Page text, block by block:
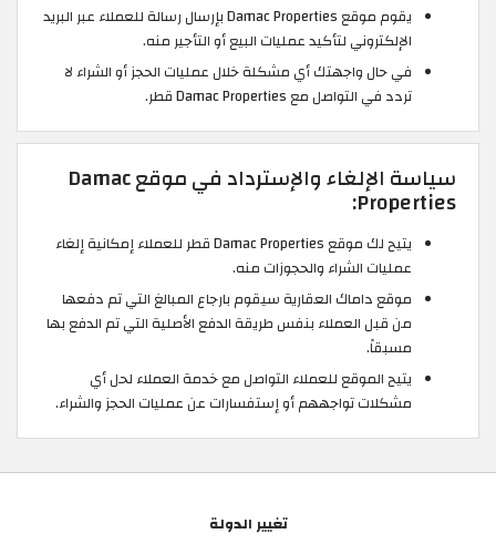
يقوم موقع Damac Properties بإرسال رسالة للعملاء عبر البريد
الإلكتروني لتأكيد عمليات البيع أو التأجير منه.
في حال واجهتك أي مشكلة خلال عمليات الحجز أو الشراء لا
تردد في التواصل مع Damac Properties قطر.
سياسة الإلغاء والإسترداد في موقع Damac
Properties:
يتيح لك موقع Damac Properties قطر للعملاء إمكانية إلغاء
عمليات الشراء والحجوزات منه.
موقع داماك العقارية سيقوم بارجاع المبالغ التي تم دفعها
من قبل العملاء بنفس طريقة الدفع الأصلية التي تم الدفع بها
مسبقاً.
يتيح الموقع للعملاء التواصل مع خدمة العملاء لحل أي
مشكلات تواجههم أو إستفسارات عن عمليات الحجز والشراء.
تغيير الدولة